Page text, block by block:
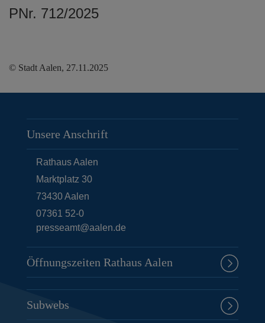
PNr. 712/2025
© Stadt Aalen, 27.11.2025
Unsere Anschrift
Rathaus Aalen
Marktplatz 30
73430Aalen
07361 52-0
presseamt@aalen.de
Öffnungszeiten Rathaus Aalen
Subwebs